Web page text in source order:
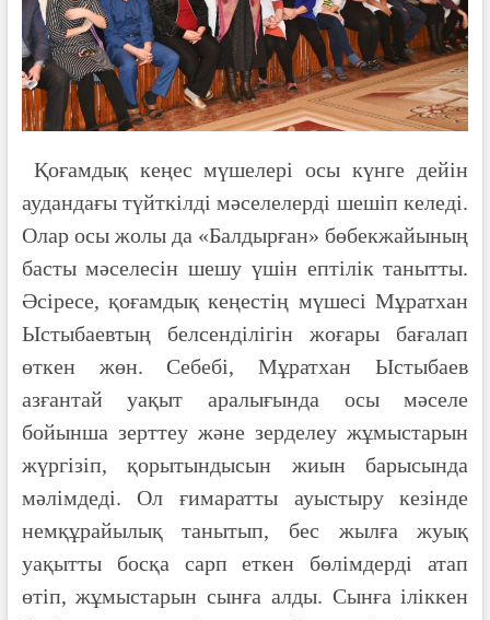
Қоғамдық кеңес мүшелері осы күнге дейін
аудандағы түйткілді мәселелерді шешіп келеді.
Олар осы жолы да «Балдырған» бөбекжайының
басты мәселесін шешу үшін ептілік танытты.
Әсіресе, қоғамдық кеңестің мүшесі Мұратхан
Ыстыбаевтың белсенділігін жоғары бағалап
өткен жөн. Себебі, Мұратхан Ыстыбаев
азғантай уақыт аралығында осы мәселе
бойынша зерттеу және зерделеу жұмыстарын
жүргізіп, қорытындысын жиын барысында
мәлімдеді. Ол ғимаратты ауыстыру кезінде
немқұрайылық танытып, бес жылға жуық
уақытты босқа сарп еткен бөлімдерді атап
өтіп, жұмыстарын сынға алды. Сынға іліккен